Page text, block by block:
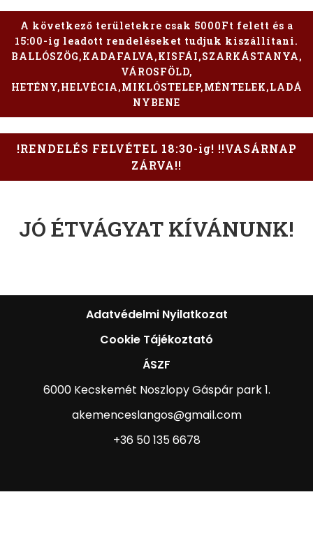
A következő területekre csak 5000Ft felett és a
15:00-ig leadott rendeléseket tudjuk kiszállítani.
BALLÓSZÖG,KADAFALVA,KISFÁI,SZARKÁSTANYA,
VÁROSFÖLD,
HETÉNY,HELVÉCIA,MIKLÓSTELEP,MÉNTELEK,LADÁ
NYBENE
!RENDELÉS FELVÉTEL 18:30-ig! !!VASÁRNAP
ZÁRVA!!
JÓ ÉTVÁGYAT KÍVÁNUNK!
Adatvédelmi Nyilatkozat
Cookie Tájékoztató
ÁSZF
6000 Kecskemét Noszlopy Gáspár park 1.
akemenceslangos@gmail.com
+36 50 135 6678